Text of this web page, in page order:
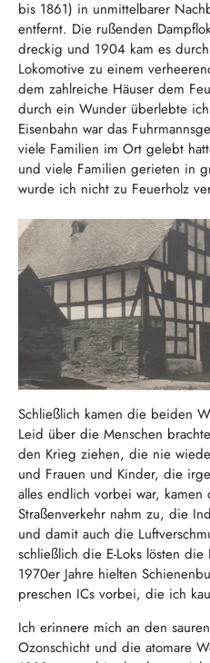
bis 1861) in unmittelbarer
entfernt. Die rußenden
dreckig und 1904 kam es
Lokomotive zu einem
dem zahlreiche Häuser dem
durch ein Wunder überlebte
Eisenbahn war das
viele Familien im Ort gelebt
und viele Familien gerieten in
wurde ich nicht zu Feuerholz
Schließlich kamen die beiden
Leid über die Menschen
den Krieg ziehen, die nie
und Frauen und Kinder, die
alles endlich vorbei war, kamen
Straßenverkehr nahm zu, die
und damit auch die
schließlich die E-Loks lösten
1970er Jahre hielten
preschen ICs vorbei, die ich
Ich erinnere mich an den
Ozonschicht und die atomare